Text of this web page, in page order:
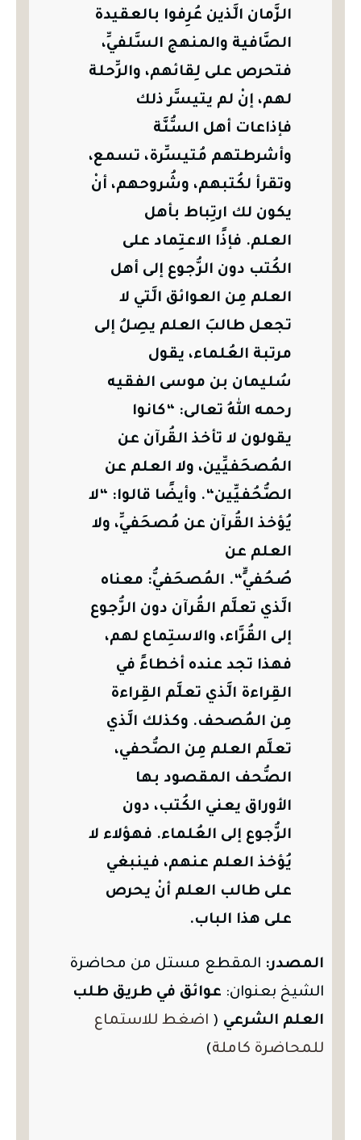
الزَّمان الَّذين عُرِفوا بالعقيدة
الصَّافية والمنهج السَّلفيِّ،
فتحرص على لِقائهم، والرِّحلة
لهم، إنْ لم يتيسَّر ذلك
فإذاعات أهل السُّنَّة
وأشرطتهم مُتيسِّرة، تسمع،
وتقرأ لكُتبهم، وشُروحهم، أنْ
يكون لك ارتِباط بأهل
العلم. فإذًا الاعتِماد على
الكُتب دون الرُّجوع إلى أهل
العلم مِن العوائق الَّتي لا
تجعل طالبَ العلم يصِلُ إلى
مرتبة العُلماء، يقول
سُليمان بن موسى الفقيه
رحمه اللهُ تعالى: “كانوا
يقولون لا تأخذ القُرآن عن
المُصحَفيِّين، ولا العلم عن
الصُّحُفيِّين“. وأيضًا قالوا: “لا
يُؤخذ القُرآن عن مُصحَفيِّ، ولا
العلم عن
صُحُفيٍّ“. المُصحَفيُّ: معناه
الَّذي تعلَّم القُرآن دون الرُّجوع
إلى القُرَّاء، والاستِماع لهم،
فهذا تجد عنده أخطاءً في
القِراءة الَّذي تعلَّم القِراءة
مِن المُصحف. وكذلك الَّذي
تعلَّم العلم مِن الصُّحفي،
الصُّحف المقصود بها
الأوراق يعني الكُتب، دون
الرُّجوع إلى العُلماء. فهؤلاء لا
يُؤخذ العلم عنهم، فينبغي
على طالب العلم أنْ يحرص
على هذا الباب.
المصدر: المقطع مستل من محاضرة
الشيخ بعنوان: عوائق في طريق طلب
العلم الشرعي ( اضغط للاستماع
للمحاضرة كاملة)